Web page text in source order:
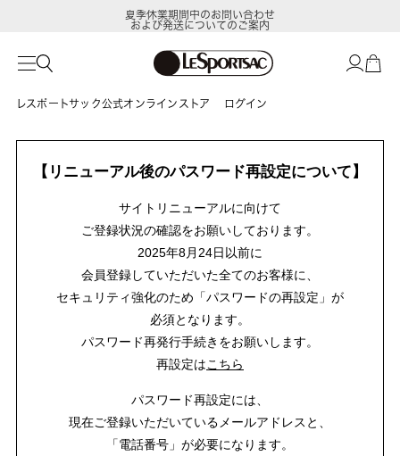
夏季休業期間中のお問い合わせ
および発送についてのご案内
レスポートサック公式オンラインストア ログイン
【リニューアル後のパスワード再設定について】
サイトリニューアルに向けて
ご登録状況の確認をお願いしております。
2025年8月24日以前に
会員登録していただいた全てのお客様に、
セキュリティ強化のため「パスワードの再設定」が
必須となります。
パスワード再発行手続きをお願いします。
再設定はこちら
パスワード再設定には、
現在ご登録いただいているメールアドレスと、
「電話番号」が必要になります。